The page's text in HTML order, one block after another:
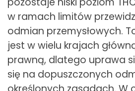
w ramach limitów
odmian przemysłowych.
jest w wielu krajach
prawną, dlatego uprawa
się na dopuszczonych